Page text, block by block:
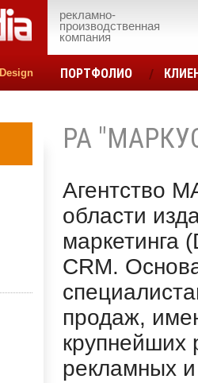
рекламно-
производственная
компания
Design ПОРТФОЛИО
РА
Агентство
области
маркетинга
CRM.
продаж,
крупнейших
рекламных и